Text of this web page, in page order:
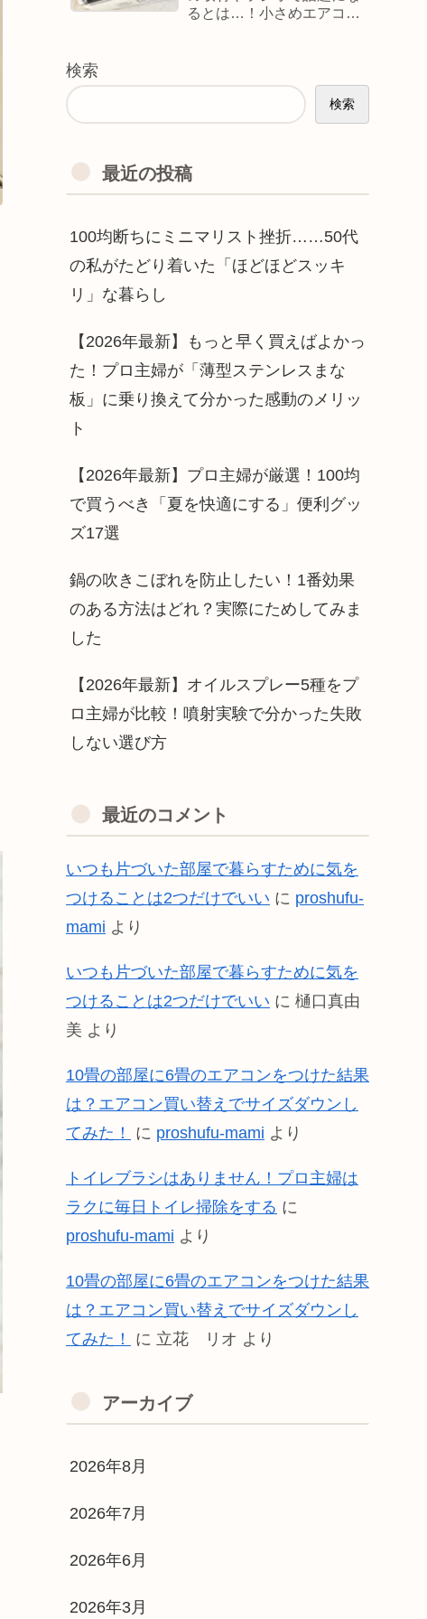
るとは…！小さめエアコン
検索
検索
最近の投稿
100均断ちにミニマリスト挫折……50代
の私がたどり着いた「ほどほどスッキ
リ」な暮らし
【2026年最新】もっと早く買えばよかっ
た！プロ主婦が「薄型ステンレスまな
板」に乗り換えて分かった感動のメリッ
ト
【2026年最新】プロ主婦が厳選！100均
で買うべき「夏を快適にする」便利グッ
ズ17選
鍋の吹きこぼれを防止したい！1番効果
のある方法はどれ？実際にためしてみま
した
【2026年最新】オイルスプレー5種をプ
ロ主婦が比較！噴射実験で分かった失敗
しない選び方
最近のコメント
いつも片づいた部屋で暮らすために気を
つけることは2つだけでいい に proshufu-
mami より
いつも片づいた部屋で暮らすために気を
つけることは2つだけでいい に 樋口真由
美 より
10畳の部屋に6畳のエアコンをつけた結果
は？エアコン買い替えでサイズダウンし
てみた！
に proshufu-mami より
トイレブラシはありません！プロ主婦は
ラクに毎日トイレ掃除をする に
proshufu-mami より
10畳の部屋に6畳のエアコンをつけた結果
は？エアコン買い替えでサイズダウンし
てみた！
に 立花 リオ より
アーカイブ
2026年8月
2026年7月
2026年6月
2026年3月